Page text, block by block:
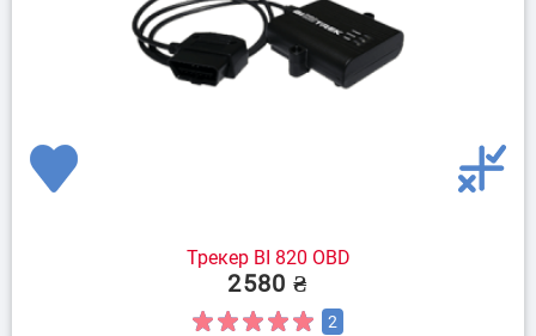
Трекер BI 820 OBD
2580 ₴
2